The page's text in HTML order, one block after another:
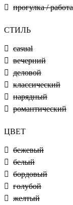
прогулка / работа
СТИЛЬ
casual
вечерний
деловой
классический
нарядный
романтический
ЦВЕТ
бежевый
белый
бордовый
голубой
желтый